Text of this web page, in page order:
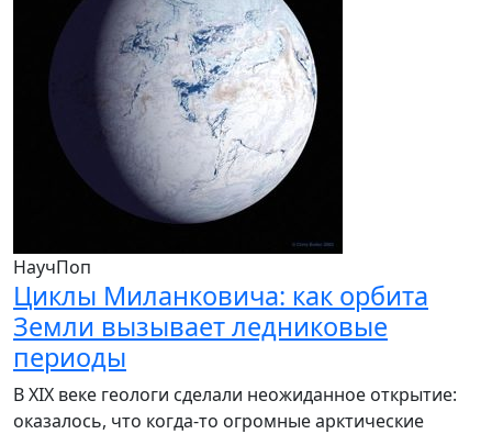
НаучПоп
Циклы Миланковича: как орбита
Земли вызывает ледниковые
периоды
В XIX веке геологи сделали неожиданное открытие:
оказалось, что когда-то огромные арктические